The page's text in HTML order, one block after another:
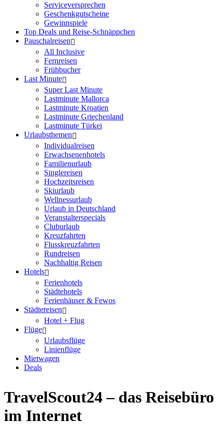
Serviceversprechen
Geschenkgutscheine
Gewinnspiele
Top Deals und Reise-Schnäppchen
Pauschalreisen
All Inclusive
Fernreisen
Frühbucher
Last Minute
Super Last Minute
Lastminute Mallorca
Lastminute Kroatien
Lastminute Griechenland
Lastminute Türkei
Urlaubsthemen
Individualreisen
Erwachsenenhotels
Familienurlaub
Singlereisen
Hochzeitsreisen
Skiurlaub
Wellnessurlaub
Urlaub in Deutschland
Veranstalterspecials
Cluburlaub
Kreuzfahrten
Flusskreuzfahrten
Rundreisen
Nachhaltig Reisen
Hotels
Ferienhotels
Städtehotels
Ferienhäuser & Fewos
Städtereisen
Hotel + Flug
Flüge
Urlaubsflüge
Linienflüge
Mietwagen
Deals
TravelScout24 – das Reisebüro
im Internet